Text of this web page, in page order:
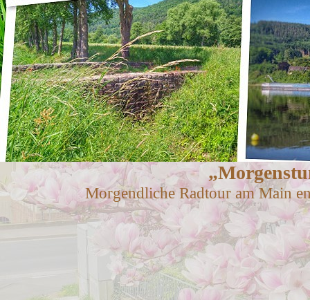
Morgendliche Radtour am Main